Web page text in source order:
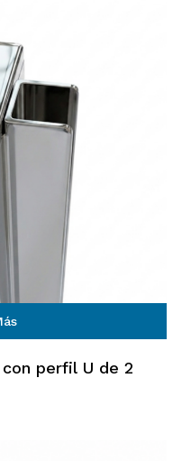
perfil U de 2